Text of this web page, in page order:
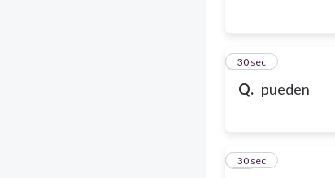
Q. pueden
12
30 sec
13
30 sec